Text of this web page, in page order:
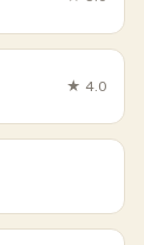
★ 4.0